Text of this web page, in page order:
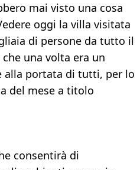
mai visto una cosa
oggi la villa visitata
di persone da tutto il
una volta era un
alla portata di tutti, per lo
del mese a titolo
consentirà di